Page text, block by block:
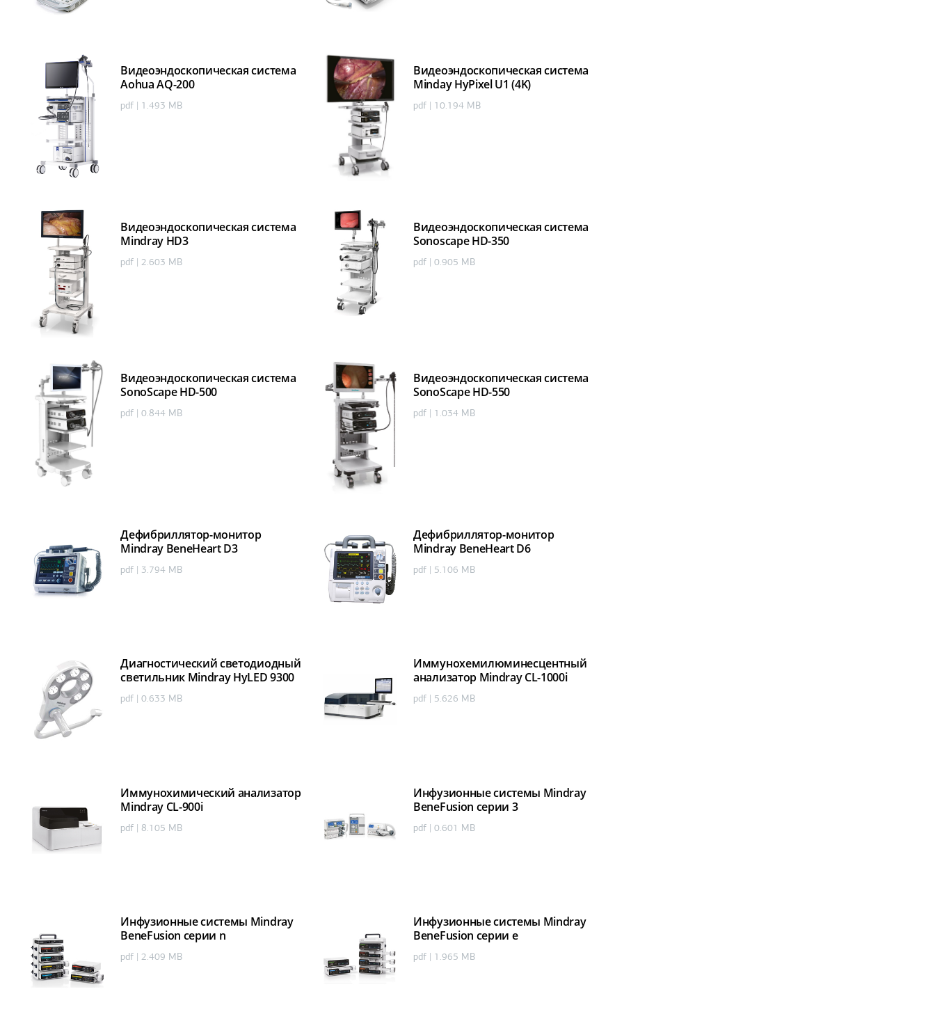
Видеоэндоскопическая система
Aohua AQ-200
pdf | 1.493 MB
Видеоэндоскопическая система
Minday HyPixel U1 (4K)
pdf | 10.194 MB
Видеоэндоскопическая система
Mindray HD3
pdf | 2.603 MB
Видеоэндоскопическая система
Sonoscape HD-350
pdf | 0.905 MB
Видеоэндоскопическая система
SonoScape HD-500
pdf | 0.844 MB
Видеоэндоскопическая система
SonoScape HD-550
pdf | 1.034 MB
Дефибриллятор-монитор
Mindray BeneHeart D3
pdf | 3.794 MB
Дефибриллятор-монитор
Mindray BeneHeart D6
pdf | 5.106 MB
Диагностический светодиодный
светильник Mindray HyLED 9300
pdf | 0.633 MB
Иммунохемилюминесцентный
анализатор Mindray CL-1000i
pdf | 5.626 MB
Иммунохимический анализатор
Mindray CL-900i
pdf | 8.105 MB
Инфузионные системы Mindray
BeneFusion серии 3
pdf | 0.601 MB
Инфузионные системы Mindray
BeneFusion серии n
pdf | 2.409 MB
Инфузионные системы Mindray
BeneFusion серии е
pdf | 1.965 MB